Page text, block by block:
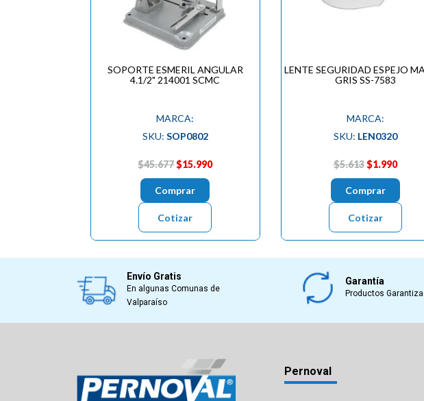
SOPORTE ESMERIL ANGULAR
4.1/2" 214001 SCMC
MARCA:
SKU: SOP0802
$45.677$15.990
Comprar
Cotizar
LENTE SEGURIDAD ESPEJO
GRIS SS-7583
MARCA:
SKU: LEN0320
$5.613$1.990
Comprar
Cotizar
Envío Gratis
En algunas Comunas de
Valparaíso
Garantía
Productos
Pernoval